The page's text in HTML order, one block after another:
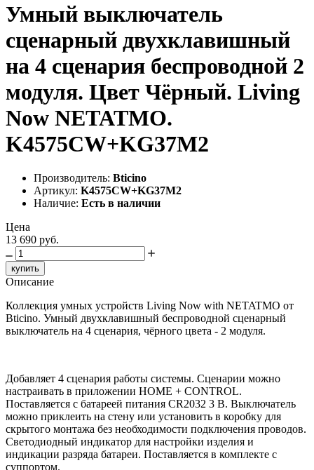
Умный выключатель
сценарный двухклавишный
на 4 сценария беспроводной 2
модуля. Цвет Чёрный. Living
Now NETATMO.
K4575CW+KG37M2
Производитель: Bticino
Артикул: K4575CW+KG37M2
Наличие: Есть в наличии
Цена
13 690 руб.
купить
Описание
Коллекция умных устройств Living Now with NETATMO от
Bticino. Умный двухклавишный беспроводной сценарный
выключатель на 4 сценария, чёрного цвета - 2 модуля.
Добавляет 4 сценария работы системы. Сценарии можно
настраивать в приложении HOME + CONTROL.
Поставляется с батареей питания CR2032 3 В. Выключатель
можно приклеить на стену или установить в коробку для
скрытого монтажа без необходимости подключения проводов.
Светодиодный индикатор для настройки изделия и
индикации разряда батареи. Поставляется в комплекте с
суппортом.